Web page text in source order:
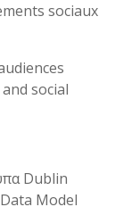
sociaux
social
Dublin
Model